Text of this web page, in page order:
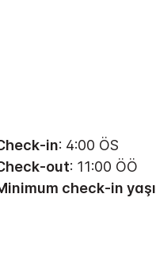
in: 4:00 ÖS
out: 11:00 ÖÖ
check-in yaşı